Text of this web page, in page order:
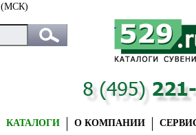
КАТАЛОГИ О КОМПАНИИ
(МСК)